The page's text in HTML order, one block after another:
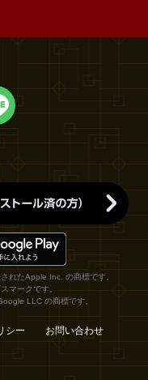
れたApple Inc. の商標です。
マークです。
LLC の商標です。
シー お問い合わせ